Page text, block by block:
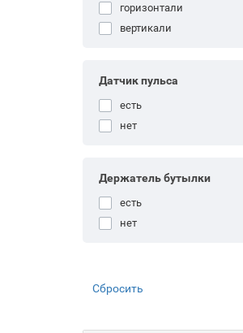
горизонтали
вертикали
Датчик пульса
есть
нет
Держатель бутылки
есть
нет
Сбросить